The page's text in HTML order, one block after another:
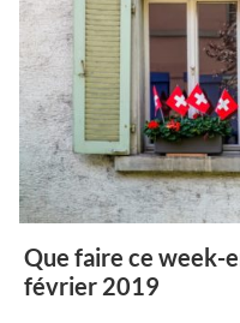
Que faire ce week-
février 2019